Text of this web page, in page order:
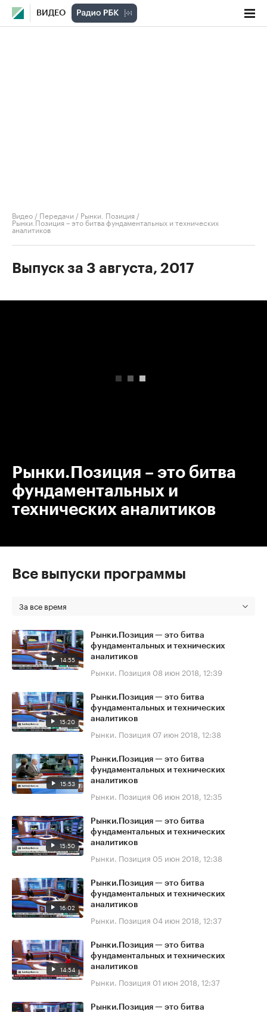
ВИДЕО
Видео / Передачи / Рынки. Позиция /
Рынки.Позиция – это битва фундаментальных и технических
аналитиков
Выпуск за 3 августа, 2017
Рынки.Позиция – это битва
фундаментальных и
технических аналитиков
Все выпуски программы
За все время
14:55
Рынки.Позиция — это битва
фундаментальных и технических
аналитиков
Рынки. Позиция 08 июн 2018, 12:39
15:20
Рынки.Позиция — это битва
фундаментальных и технических
аналитиков
Рынки. Позиция 07 июн 2018, 12:38
15:53
Рынки.Позиция — это битва
фундаментальных и технических
аналитиков
Рынки. Позиция 06 июн 2018, 12:35
15:50
Рынки.Позиция — это битва
фундаментальных и технических
аналитиков
Рынки. Позиция 05 июн 2018, 12:38
16:02
Рынки.Позиция — это битва
фундаментальных и технических
аналитиков
Рынки. Позиция 04 июн 2018, 12:37
14:54
Рынки.Позиция — это битва
фундаментальных и технических
аналитиков
Рынки. Позиция 01 июн 2018, 12:37
Рынки.Позиция — это битва